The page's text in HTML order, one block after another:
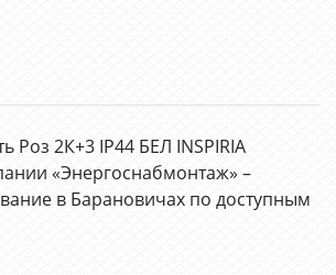
Роз 2К+3 IP44 БЕЛ INSPIRIA
«Энергоснабмонтаж» –
в Барановичах по доступным